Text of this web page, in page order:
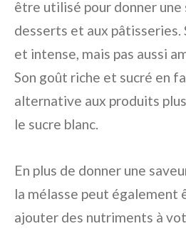
être utilisé pour donner une
desserts et aux pâtisseries.
et intense, mais pas aussi
Son goût riche et sucré en
alternative aux produits
le sucre blanc.
En plus de donner une
la mélasse peut également
ajouter des nutriments à